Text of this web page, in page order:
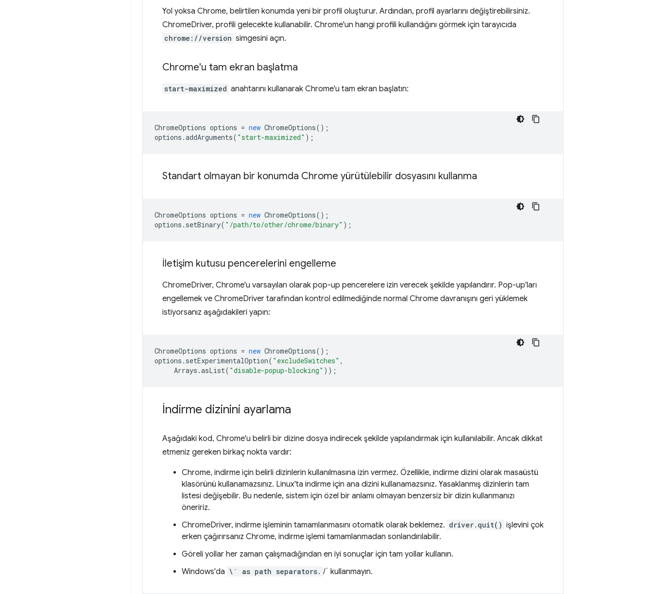
Yol yoksa Chrome, belirtilen konumda yeni bir profil oluşturur. Ardından, profil ayarlarını değiştirebilirsiniz.
ChromeDriver, profili gelecekte kullanabilir. Chrome'un hangi profili kullandığını görmek için tarayıcıda
chrome://version simgesini açın.
Chrome'u tam ekran başlatma
start-maximized anahtarını kullanarak Chrome'u tam ekran başlatın:
ChromeOptions options = new ChromeOptions();
options .addArguments( "start-maximized" );
Standart olmayan bir konumda Chrome yürütülebilir dosyasını kullanma
ChromeOptions options = new ChromeOptions();
options . setBinary( "/path/to/other/chrome/binary" );
İletişim kutusu pencerelerini engelleme
ChromeDriver, Chrome'u varsayılan olarak pop-up pencerelere izin verecek şekilde yapılandırır. Pop-up'ları
engellemek ve ChromeDriver tarafından kontrol edilmediğinde normal Chrome davranışını geri yüklemek
istiyorsanız aşağıdakileri yapın:
ChromeOptions options = new ChromeOptions();
options . setExperimentalOption( "excludeSwitches" ,
Arrays .asList( "disable-popup-blocking" ));
İndirme dizinini ayarlama
Aşağıdaki kod, Chrome'u belirli bir dizine dosya indirecek şekilde yapılandırmak için kullanılabilir. Ancak dikkat
etmeniz gereken birkaç nokta vardır:
Chrome, indirme için belirli dizinlerin kullanılmasına izin vermez. Özellikle, indirme dizini olarak masaüstü
klasörünü kullanamazsınız. Linux'ta indirme için ana dizini kullanamazsınız. Yasaklanmış dizinlerin tam
listesi değişebilir. Bu nedenle, sistem için özel bir anlamı olmayan benzersiz bir dizin kullanmanızı
öneririz.
ChromeDriver, indirme işleminin tamamlanmasını otomatik olarak beklemez. driver.quit() işlevini çok
erken çağırırsanız Chrome, indirme işlemi tamamlanmadan sonlandırılabilir.
Göreli yollar her zaman çalışmadığından en iyi sonuçlar için tam yollar kullanın.
Windows'da \` as path separators. /` kullanmayın.